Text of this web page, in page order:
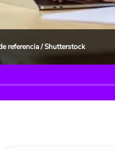
referencia / Shutterstock